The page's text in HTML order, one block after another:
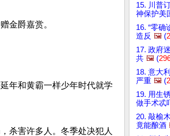
金爵嘉赏。
年和黄霸一样少年时代就学
杀害许多人。冬季处决犯人
15. 川普
神保护美
16. “零确
造反 🖼️ (
17. 政府
共 🖼️ (
18. 意大
严重 🖼️ (
19. 用生
做手术忒
20. 敲榆
竟能酿酒